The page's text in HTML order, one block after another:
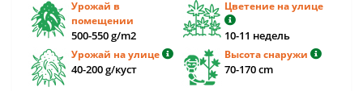
Урожай в
помещении
500-550 g/m2
Цветение на улице
10-11 недель
Урожай на улице
40-200 g/куст
Высота снаружи
70-170 cm